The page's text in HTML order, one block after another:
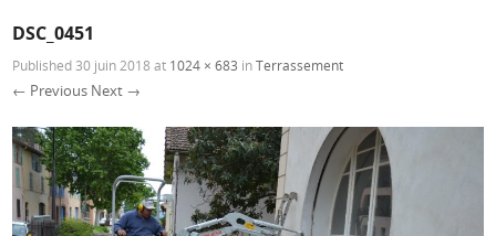
DSC_0451
Published30 juin 2018 at 1024 × 683 inTerrassement
← Previous Next →